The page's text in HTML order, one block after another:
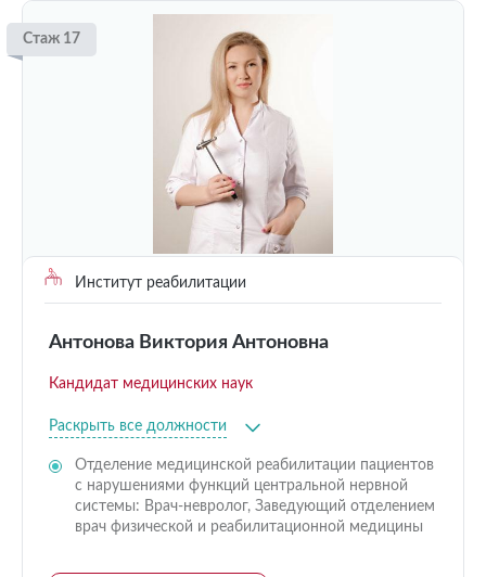
Стаж 17
Институт реабилитации
Антонова Виктория Антоновна
Кандидат медицинских наук
Раскрыть все должности
Отделение медицинской реабилитации пациентов
с нарушениями функций центральной нервной
системы: Врач-невролог, Заведующий отделением
врач физической и реабилитационной медицины